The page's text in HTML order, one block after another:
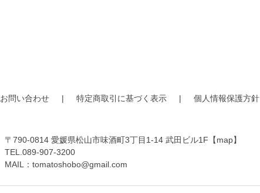
お問い合わせ | 特定商取引に基づく表示 | 個人情報保護方針
〒790-0814 愛媛県松山市味酒町3丁目1-14 武田ビル1F 【map】
TEL.089-907-3200
MAIL： tomatoshobo@gmail.com